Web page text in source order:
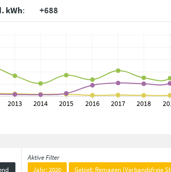
kWh: +688
Aktive Filter
Jahr: 2020
Gebiet: Remagen (Verbandsfreie